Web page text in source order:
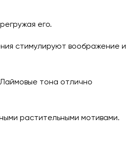
его.
стимулируют воображение и
тона отлично
растительными мотивами.